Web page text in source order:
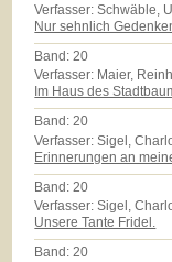
Verfasser: Schwäble,
Nur sehnlich
Band:20
Verfasser: Maier,
Im Haus des
Band:20
Verfasser: Sigel,
Erinnerungen an
Band:20
Verfasser: Sigel,
Unsere Tante Fridel.
Band:20